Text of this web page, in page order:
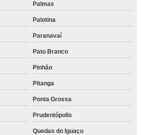
Palmas
Palotina
Paranavaí
Pato Branco
Pinhão
Pitanga
Ponta Grossa
Prudentópolis
Quedas do Iguaçu